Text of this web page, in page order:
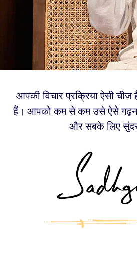
आपकी विचार प्रक्रिया ऐसी
हैं। आपको कम से कम उसे ऐसे
और सबके लिए